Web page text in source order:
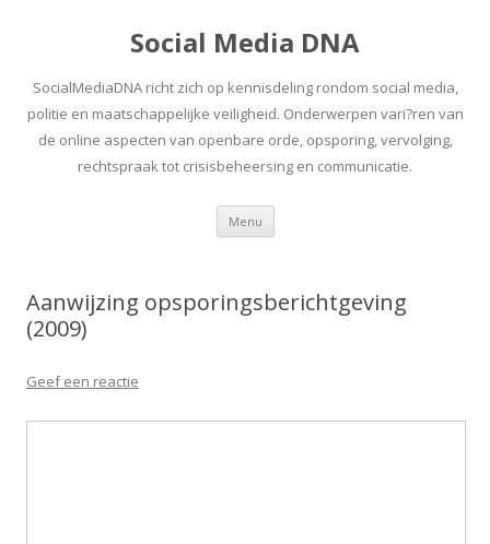
Social Media DNA
SocialMediaDNA richt zich op kennisdeling rondom social media,
politie en maatschappelijke veiligheid. Onderwerpen vari?ren van
de online aspecten van openbare orde, opsporing, vervolging,
rechtspraak tot crisisbeheersing en communicatie.
Menu Spring
inhoud
Aanwijzing opsporingsberichtgeving
(2009)
Geef een reactie